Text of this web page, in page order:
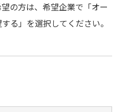
の方は、希望企業で「オー
る」を選択してください。